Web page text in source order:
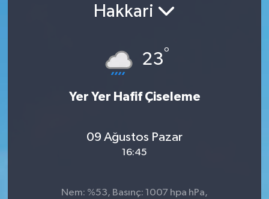
Hakkari
23°
Yer Yer Hafif Çiseleme
09 Ağustos Pazar
16:45
Nem: %53, Basınç: 1007 hpa hPa,